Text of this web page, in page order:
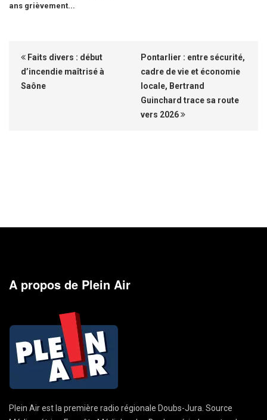
ans grièvement...
Faits divers : début
d’incendie maîtrisé à
Saône
Pontarlier : entre sécurité,
cadre de vie et économie
locale, Bertrand
Guinchard trace sa route
vers 2026
A propos de Plein Air
Plein Air est la première radio régionale Doubs-Jura. Source